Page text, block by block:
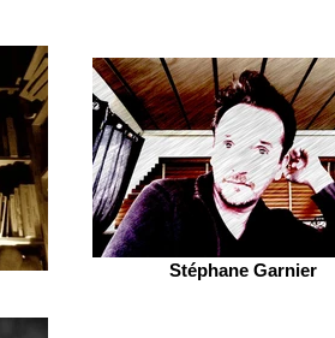
Stéphane Garnier